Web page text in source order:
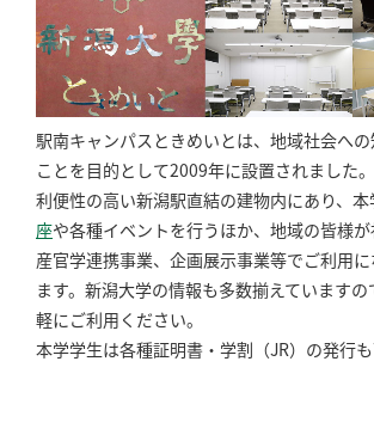
駅南キャンパスときめいとは、地域社会へ
ことを目的として2009年に設置されました。
利便性の高い新潟駅直結の建物内にあり、本
座や各種イベントを行うほか、地域の皆様が
産官学連携事業、企画展示事業等でご利用
ます。新潟大学の情報も多数揃えていますの
軽にご利用ください。
本学学生は各種証明書・学割（JR）の発行も